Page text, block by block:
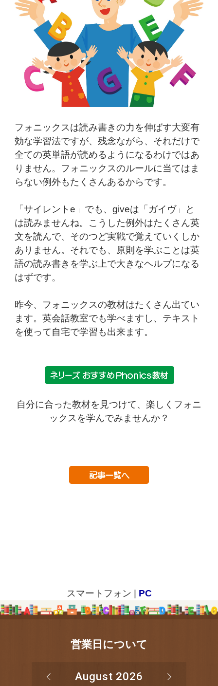
フォニックスは読み書きの力を伸ばす大変有
効な学習法ですが、残念ながら、それだけで
全ての英単語が読めるようになるわけではあ
りません。フォニックスのルールに当てはま
らない例外もたくさんあるからです。
「サイレントe」でも、giveは「ガイヴ」と
は読みませんね。こうした例外はたくさん英
文を読んで、そのつど実戦で覚えていくしか
ありません。それでも、原則を学ぶことは英
語の読み書きを学ぶ上で大きなヘルプになる
はずです。
昨今、フォニックスの教材はたくさん出てい
ます。英会話教室でも学べますし、テキスト
を使って自宅で学習も出来ます。
自分に合った教材を見つけて、楽しくフォニ
ックスを学んでみませんか？
スマートフォン | PC
営業日について
August 2026